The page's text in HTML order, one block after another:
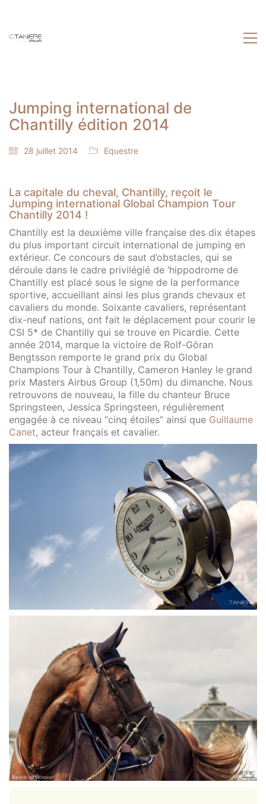
Jumping international de
Chantilly édition 2014
28 juillet 2014 Equestre
La capitale du cheval, Chantilly, reçoit le
Jumping international Global Champion Tour
Chantilly 2014 !
Chantilly est la deuxième ville française des dix étapes
du plus important circuit international de jumping en
extérieur. Ce concours de saut d’obstacles, qui se
déroule dans le cadre privilégié de ‘hippodrome de
Chantilly est placé sous le signe de la performance
sportive, accueillant ainsi les plus grands chevaux et
cavaliers du monde. Soixante cavaliers, représentant
dix-neuf nations, ont fait le déplacement pour courir le
CSI 5* de Chantilly qui se trouve en Picardie. Cette
année 2014, marque la victoire de Rolf-Göran
Bengtsson remporte le grand prix du Global
Champions Tour à Chantilly, Cameron Hanley le grand
prix Masters Airbus Group (1,50m) du dimanche. Nous
retrouvons de nouveau, la fille du chanteur Bruce
Springsteen, Jessica Springsteen, régulièrement
engagée à ce niveau “cinq étoiles” ainsi que Guillaume
Canet, acteur français et cavalier.